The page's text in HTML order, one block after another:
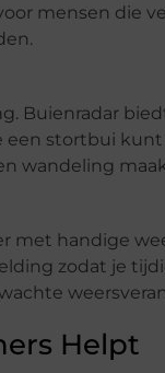
mensen die
Buienradar
stortbui
wandeling
met handige
zodat je
Helpt